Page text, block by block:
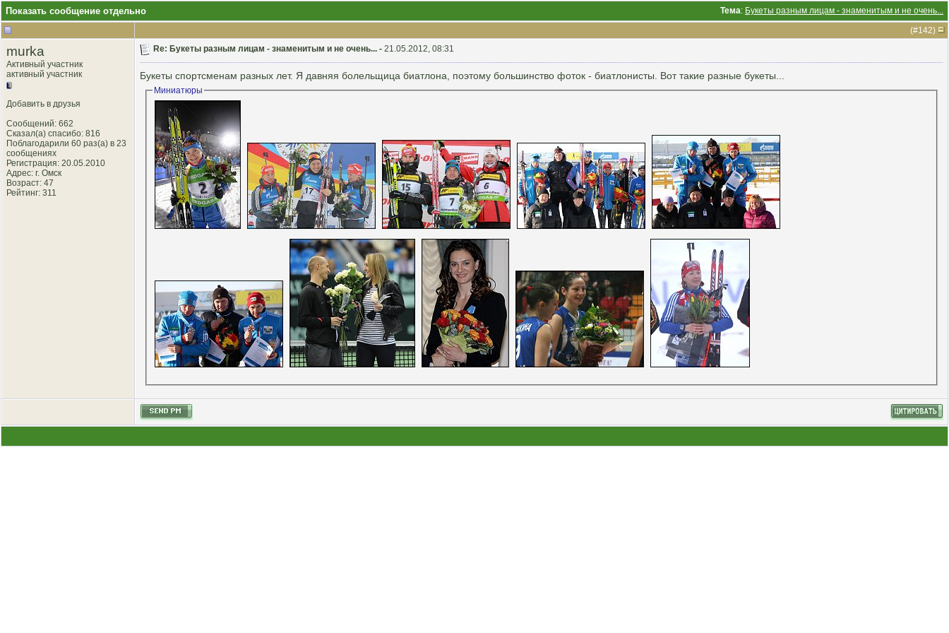
Тема: Букеты разным лицам - знаменитым и не очень...
Показать сообщение отдельно
(#142)
murka
Активный участник
активный участник
Добавить в друзья
Сообщений: 662
Сказал(а) спасибо: 816
Поблагодарили 60 раз(а) в 23
сообщениях
Регистрация: 20.05.2010
Адрес: г. Омск
Возраст: 47
Рейтинг: 311
Re: Букеты разным лицам - знаменитым и не очень... - 21.05.2012, 08:31
Букеты спортсменам разных лет. Я давняя болельщица биатлона, поэтому большинство фоток - биатлонисты. Вот такие разные букеты...
Миниатюры